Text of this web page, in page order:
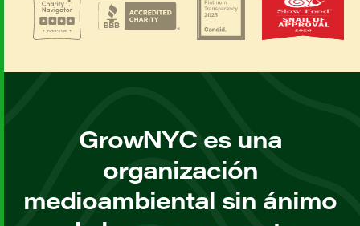
GrowNYC es una
organización
medioambiental sin ánimo